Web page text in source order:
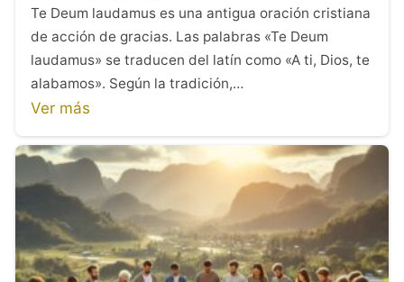
Te Deum laudamus es una antigua oración cristiana
de acción de gracias. Las palabras «Te Deum
laudamus» se traducen del latín como «A ti, Dios, te
alabamos». Según la tradición,…
Ver más